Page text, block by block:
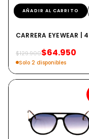
AÑADIR AL CARRITO
CARRERA EYEWEAR
$129.900$64.950
Solo 2 disponibles